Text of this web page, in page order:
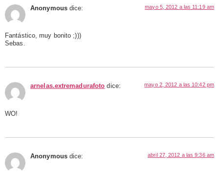
Anonymous dice: mayo 5, 2012 a las 11:19 am
Fantástico, muy bonito ;)))
Sebas.
arnelas.extremadurafoto dice: mayo 2, 2012 a las 10:42 pm
WO!
Anonymous dice: abril 27, 2012 a las 9:36 am